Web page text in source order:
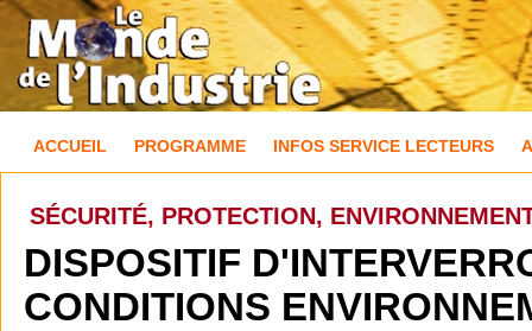
ACCUEIL PROGRAMME INFOS SERVICE LECTEURS
SÉCURITÉ, PROTECTION,
DISPOSITIF
CONDITIONS